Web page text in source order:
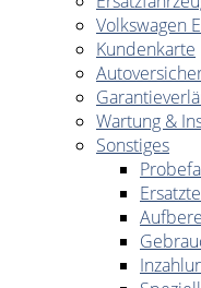
Volkswagen
Kundenkarte
Wartung &
Sonstiges